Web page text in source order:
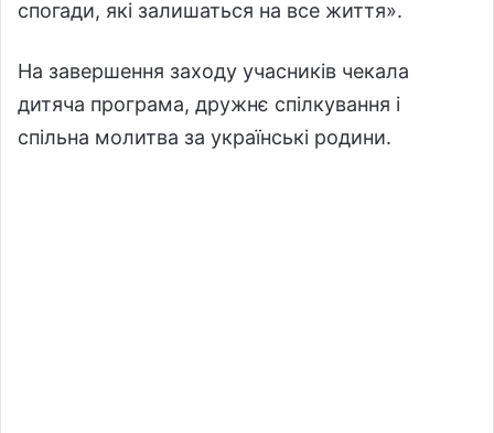
спогади, які залишаться на все життя».
На завершення заходу учасників чекала
дитяча програма, дружнє спілкування і
спільна молитва за українські родини.